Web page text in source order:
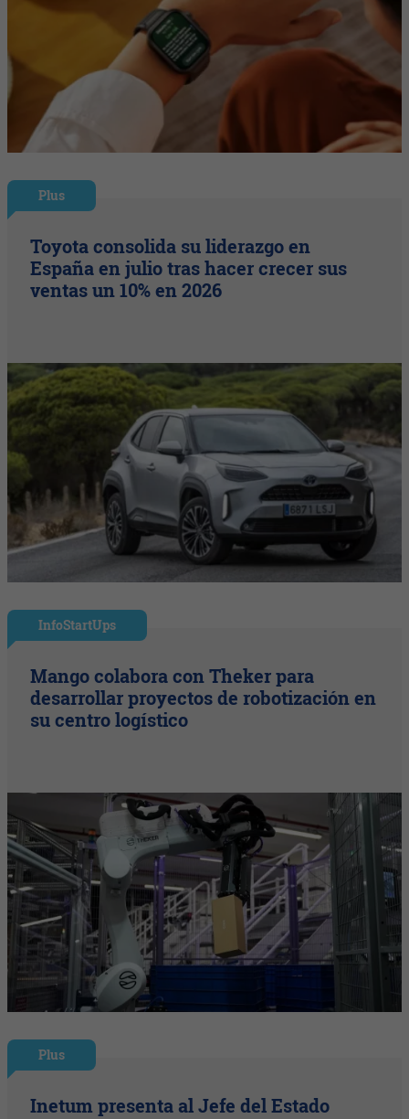
Plus
Toyota consolida su liderazgo en
España en julio tras hacer crecer sus
ventas un 10% en 2026
InfoStartUps
Mango colabora con Theker para
desarrollar proyectos de robotización en
su centro logístico
Plus
Inetum presenta al Jefe del Estado